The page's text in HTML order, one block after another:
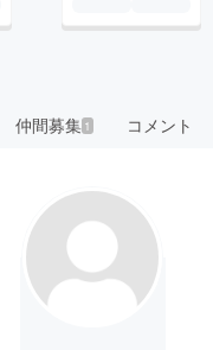
仲間募集 1 コメント